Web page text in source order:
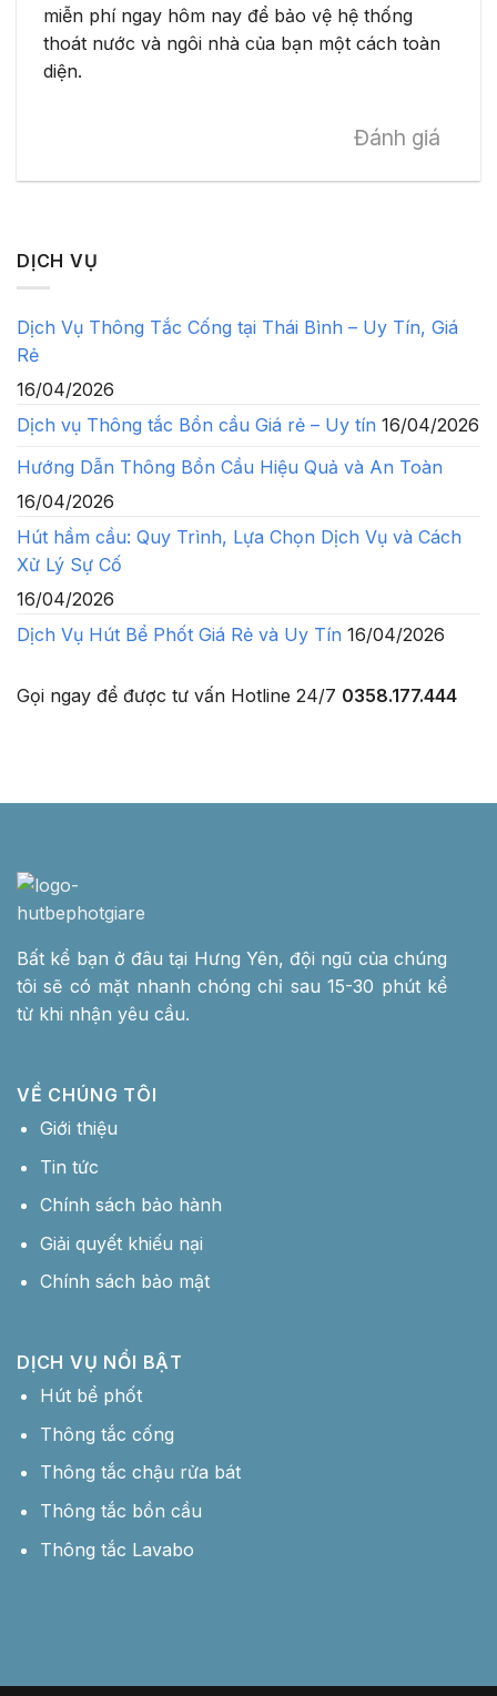
miễn phí ngay hôm nay để bảo vệ hệ thống
thoát nước và ngôi nhà của bạn một cách toàn
diện.
Đánh giá
DỊCH VỤ
Dịch Vụ Thông Tắc Cống tại Thái Bình – Uy Tín, Giá
Rẻ
16/04/2026
Dịch vụ Thông tắc Bồn cầu Giá rẻ – Uy tín 16/04/2026
Hướng Dẫn Thông Bồn Cầu Hiệu Quả và An Toàn
16/04/2026
Hút hầm cầu: Quy Trình, Lựa Chọn Dịch Vụ và Cách
Xử Lý Sự Cố
16/04/2026
Dịch Vụ Hút Bể Phốt Giá Rẻ và Uy Tín 16/04/2026
Gọi ngay để được tư vấn Hotline 24/7 0358.177.444
Bất kể bạn ở đâu tại Hưng Yên, đội ngũ của chúng
tôi sẽ có mặt nhanh chóng chỉ sau 15-30 phút kể
từ khi nhận yêu cầu.
VỀ CHÚNG TÔI
Giới thiệu
Tin tức
Chính sách bảo hành
Giải quyết khiếu nại
Chính sách bảo mật
DỊCH VỤ NỔI BẬT
Hút bể phốt
Thông tắc cống
Thông tắc chậu rửa bát
Thông tắc bồn cầu
Thông tắc Lavabo